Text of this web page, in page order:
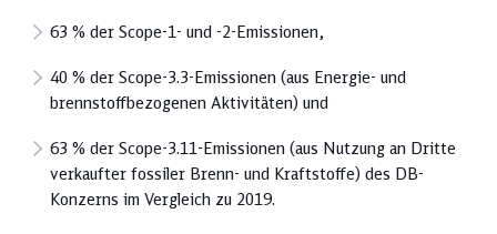
63 % der Scope-1- und -2-Emissionen,
40 % der Scope-3.3-Emissionen (aus Energie- und
brennstoffbezogenen Aktivitäten) und
63 % der Scope-3.11-Emissionen (aus Nutzung an Dritte
verkaufter fossiler Brenn- und Kraftstoffe) des DB-
Konzerns im Vergleich zu 2019.